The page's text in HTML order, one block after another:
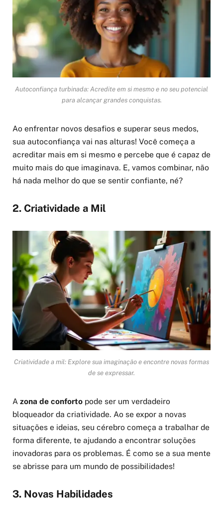
Autoconfiança turbinada: Acredite em si mesmo e no seu potencial
para alcançar grandes conquistas.
Ao enfrentar novos desafios e superar seus medos,
sua autoconfiança vai nas alturas! Você começa a
acreditar mais em si mesmo e percebe que é capaz de
muito mais do que imaginava. E, vamos combinar, não
há nada melhor do que se sentir confiante, né?
2. Criatividade a Mil
Criatividade a mil: Explore sua imaginação e encontre novas formas
de se expressar.
A zona de conforto pode ser um verdadeiro
bloqueador da criatividade. Ao se expor a novas
situações e ideias, seu cérebro começa a trabalhar de
forma diferente, te ajudando a encontrar soluções
inovadoras para os problemas. É como se a sua mente
se abrisse para um mundo de possibilidades!
3. Novas Habilidades